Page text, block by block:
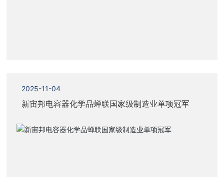
2025-11-04
新宙邦电容器化学品蝉联国家级制造业单项冠军